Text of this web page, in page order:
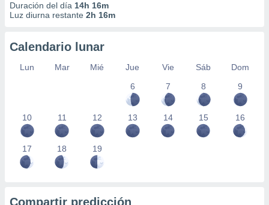
Duración del día 14h 16m
Luz diurna restante 2h 16m
Calendario lunar
Lun Mar Mié Jue Vie Sáb
Dom
6
7 8 9
10 11 12 13 14 15 16
17 18 19
Compartir predicción